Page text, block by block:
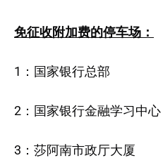
免征收附加费的停车场：
1：国家银行总部
2：国家银行金融学习中心
3：莎阿南市政厅大厦